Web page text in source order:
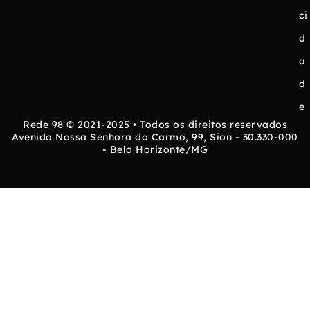
ci
d
a
d
e
Rede 98 © 2021-2025 • Todos os direitos reservados
Avenida Nossa Senhora do Carmo, 99, Sion - 30.330-000
- Belo Horizonte/MG